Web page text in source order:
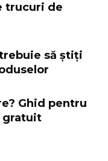
trucuri de
să știți
Ghid pentru
gratuit